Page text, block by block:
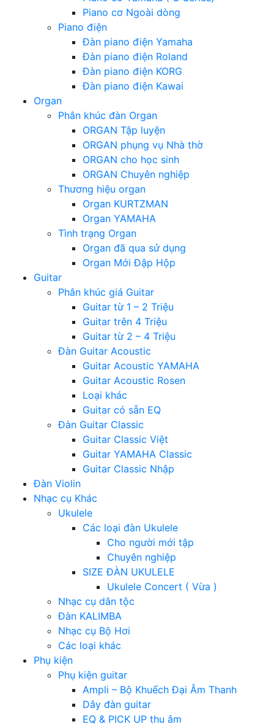
Piano cơ Ngoài dòng
Piano điện
Đàn piano điện Yamaha
Đàn piano điện Roland
Đàn piano điện KORG
Đàn piano điện Kawai
Organ
Phân khúc đàn Organ
ORGAN Tập luyện
ORGAN phụng vụ Nhà thờ
ORGAN cho học sinh
ORGAN Chuyên nghiệp
Thương hiệu organ
Organ KURTZMAN
Organ YAMAHA
Tình trạng Organ
Organ đã qua sử dụng
Organ Mới Đập Hộp
Guitar
Phân khúc giá Guitar
Guitar từ 1 – 2 Triệu
Guitar trên 4 Triệu
Guitar từ 2 – 4 Triệu
Đàn Guitar Acoustic
Guitar Acoustic YAMAHA
Guitar Acoustic Rosen
Loại khác
Guitar có sẵn EQ
Đàn Guitar Classic
Guitar Classic Việt
Guitar YAMAHA Classic
Guitar Classic Nhập
Đàn Violin
Nhạc cụ Khác
Ukulele
Các loại đàn Ukulele
Cho người mới tập
Chuyên nghiệp
SIZE ĐÀN UKULELE
Ukulele Concert ( Vừa )
Nhạc cụ dân tộc
Đàn KALIMBA
Nhạc cụ Bộ Hơi
Các loại khác
Phụ kiện
Phụ kiện guitar
Ampli – Bộ Khuếch Đại Âm Thanh
Dây đàn guitar
EQ & PICK UP thu âm